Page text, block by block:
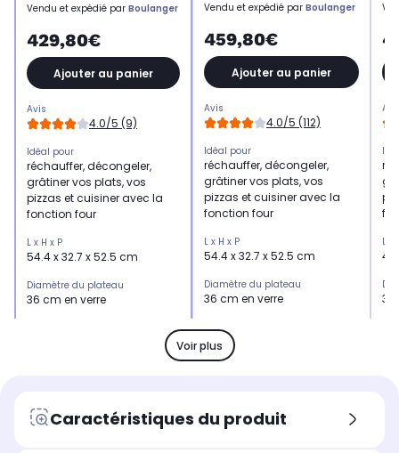
Vendu et expédié par Boulanger
429,80€
Ajouter au panier
Avis
4.0/5 (9)
Idéal pour
réchauffer, décongeler,
grâtiner vos plats, vos
pizzas et cuisiner avec la
fonction four
L x H x P
54.4 x 32.7 x 52.5 cm
Diamètre du plateau
36 cm en verre
Puissance du micro ondes
Vendu et expédié par Boulanger
459,80€
Ajouter au panier
Avis
4.0/5 (112)
Idéal pour
réchauffer, décongeler,
grâtiner vos plats, vos
pizzas et cuisiner avec la
fonction four
L x H x P
54.4 x 32.7 x 52.5 cm
Diamètre du plateau
36 cm en verre
Type de commande
bouton et tactile
Puissance du micro ondes
L x
49
36
Voir plus
Caractéristiques du produit